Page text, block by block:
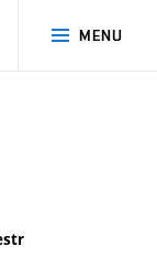
MENU